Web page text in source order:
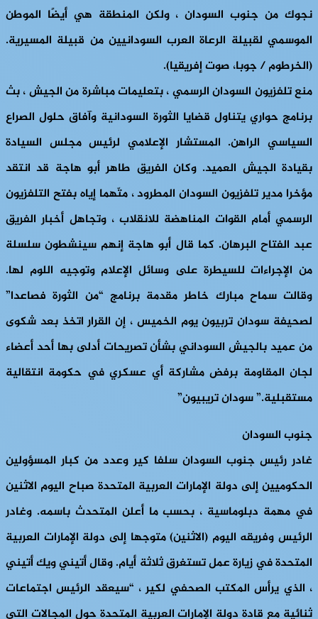
نجوك من جنوب السودان ، ولكن المنطقة هي أيضًا الموطن
الموسمي لقبيلة الرعاة العرب السودانيين من قبيلة المسيرية.
(الخرطوم / جوبا، صوت إفريقيا).
منع تلفزيون السودان الرسمي ، بتعليمات مباشرة من الجيش ، بث
برنامج حواري يتناول قضايا الثورة السودانية وآفاق حلول الصراع
السياسي الراهن. المستشار الإعلامي لرئيس مجلس السيادة
بقيادة الجيش العميد. وكان الفريق طاهر أبو هاجة قد انتقد
مؤخرا مدير تلفزيون السودان المطرود ، متّهما إياه بفتح التلفزيون
الرسمي أمام القوات المناهضة للانقلاب ، وتجاهل أخبار الفريق
عبد الفتاح البرهان. كما قال أبو هاجة إنهم سينشطون سلسلة
من الإجراءات للسيطرة على وسائل الإعلام وتوجيه اللوم لها.
وقالت سماح مبارك خاطر مقدمة برنامج “من الثورة فصاعدا”
لصحيفة سودان تربيون يوم الخميس ، إن القرار اتخذ بعد شكوى
من عميد بالجيش السوداني بشأن تصريحات أدلى بها أحد أعضاء
لجان المقاومة برفض مشاركة أي عسكري في حكومة انتقالية
مستقبلية.” سودان تريبيون”
جنوب السودان
غادر رئيس جنوب السودان سلفا كير وعدد من كبار المسؤولين
الحكوميين إلى دولة الإمارات العربية المتحدة صباح اليوم الاثنين
في مهمة دبلوماسية ، بحسب ما أعلن المتحدث باسمه. وغادر
الرئيس وفريقه اليوم (الاثنين) متوجها إلى دولة الإمارات العربية
المتحدة في زيارة عمل تستغرق ثلاثة أيام. وقال أتيني ويك أتيني
، الذي يرأس المكتب الصحفي لكير ، “سيعقد الرئيس اجتماعات
ثنائية مع قادة دولة الإمارات العربية المتحدة حول المجالات التي